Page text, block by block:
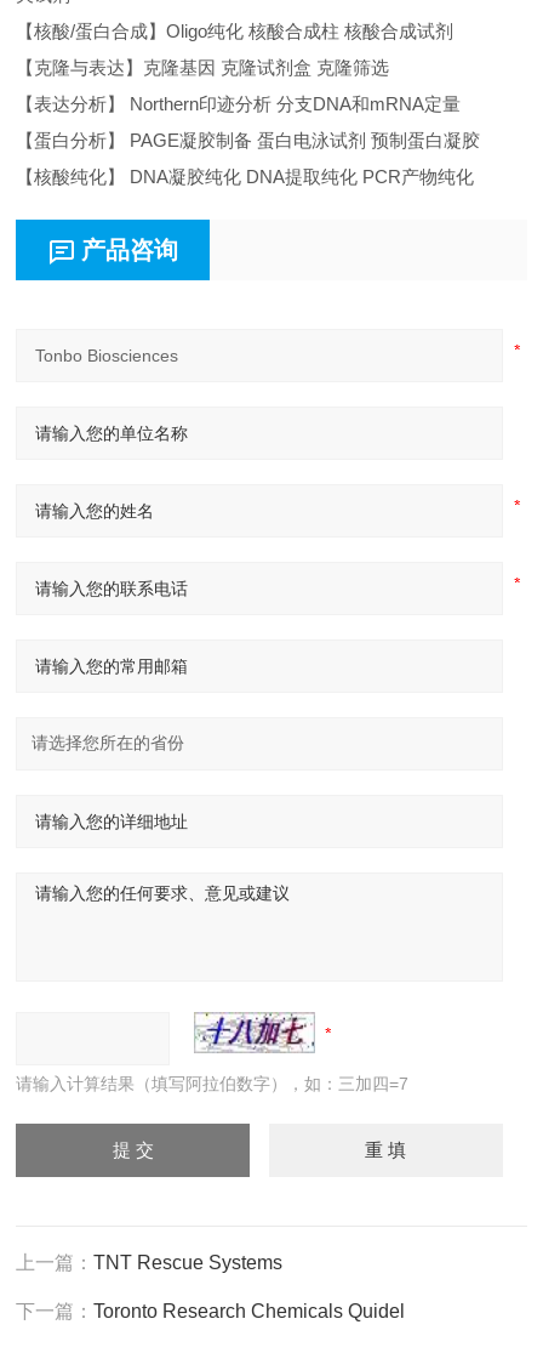
【核酸/蛋白合成】Oligo纯化 核酸合成柱 核酸合成试剂
【克隆与表达】克隆基因 克隆试剂盒 克隆筛选
【表达分析】 Northern印迹分析 分支DNA和mRNA定量
【蛋白分析】 PAGE凝胶制备 蛋白电泳试剂 预制蛋白凝胶
【核酸纯化】 DNA凝胶纯化 DNA提取纯化 PCR产物纯化
产品咨询
请输入计算结果（填写阿拉伯数字），如：三加四=7
上一篇：TNT Rescue Systems
下一篇：Toronto Research Chemicals Quidel